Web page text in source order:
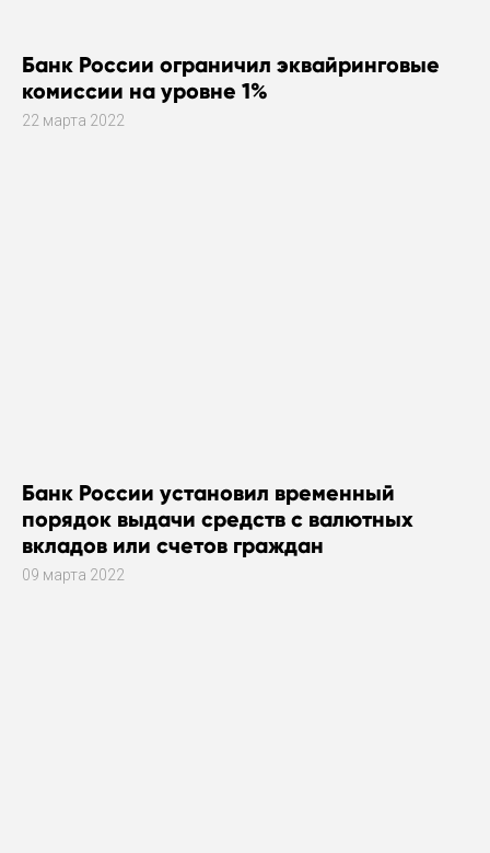
Банк России ограничил эквайринговые
комиссии на уровне 1%
22 марта 2022
Банк России установил временный
порядок выдачи средств с валютных
вкладов или счетов граждан
09 марта 2022